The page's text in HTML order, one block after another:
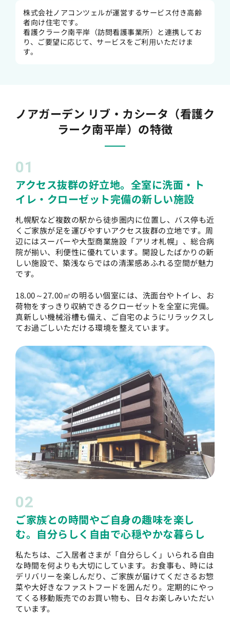
株式会社ノアコンツェルが運営するサービス付き高齢
者向け住宅です。
看護クラーク南平岸（訪問看護事業所）と連携してお
り、ご要望に応じて、サービスをご利⽤いただけま
す。
ノアガーデン リブ・カシータ（看護ク
ラーク南平岸）の特徴
01
アクセス抜群の好立地。全室に洗面・ト
イレ・クローゼット完備の新しい施設
札幌駅など複数の駅から徒歩圏内に位置し、バス停も近
くご家族が足を運びやすいアクセス抜群の立地です。周
辺にはスーパーや大型商業施設「アリオ札幌」、総合病
院が揃い、利便性に優れています。開設したばかりの新
しい施設で、築浅ならではの清潔感あふれる空間が魅力
です。
18.00～27.00㎡の明るい個室には、洗面台やトイレ、お
荷物をすっきり収納できるクローゼットを全室に完備。
真新しい機械浴槽も備え、ご自宅のようにリラックスし
てお過ごしいただける環境を整えています。
02
ご家族との時間やご自身の趣味を楽し
む。自分らしく自由で心穏やかな暮らし
私たちは、ご入居者さまが「自分らしく」いられる自由
な時間を何よりも大切にしています。お食事も、時には
デリバリーを楽しんだり、ご家族が届けてくださるお惣
菜や大好きなファストフードを囲んだり。定期的にやっ
てくる移動販売でのお買い物も、日々お楽しみいただい
ています。